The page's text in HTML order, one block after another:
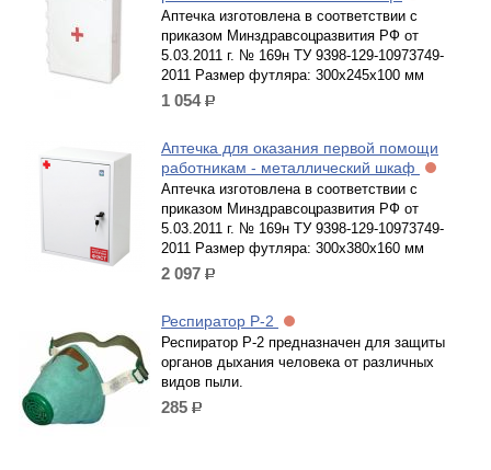
Аптечка изготовлена в соответствии с
приказом Минздравсоцразвития РФ от
5.03.2011 г. № 169н ТУ 9398-129-10973749-
2011 Размер футляра: 300х245х100 мм
1 054р.
Аптечка для оказания первой помощи
работникам - металлический шкаф
Аптечка изготовлена в соответствии с
приказом Минздравсоцразвития РФ от
5.03.2011 г. № 169н ТУ 9398-129-10973749-
2011 Размер футляра: 300х380х160 мм
2 097 р.
Респиратор Р-2
Респиратор Р-2 предназначен для защиты
органов дыхания человека от различных
видов пыли.
285 р.